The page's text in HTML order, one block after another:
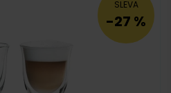
SLEVA
-27 %